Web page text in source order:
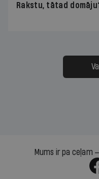
Rakstu, tātad
Mums ir pa ceļam